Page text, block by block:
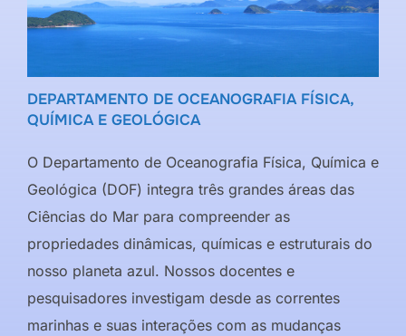
DEPARTAMENTO DE OCEANOGRAFIA FÍSICA,
QUÍMICA E GEOLÓGICA
O Departamento de Oceanografia Física, Química e
Geológica (DOF) integra três grandes áreas das
Ciências do Mar para compreender as
propriedades dinâmicas, químicas e estruturais do
nosso planeta azul. Nossos docentes e
pesquisadores investigam desde as correntes
marinhas e suas interações com as mudanças